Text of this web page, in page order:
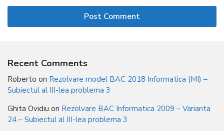
Recent Comments
Roberto on Rezolvare model BAC 2018 Informatica (MI) –
Subiectul al III-lea problema 3
Ghita Ovidiu on Rezolvare BAC Informatica 2009 – Varianta
24 – Subiectul al III-lea problema 3